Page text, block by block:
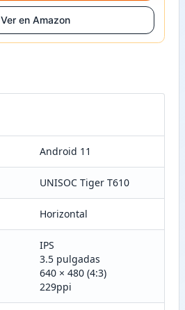
Ver en Amazon
Android 11
UNISOC Tiger T610
Horizontal
IPS
3.5 pulgadas
640 × 480 (4:3)
229ppi